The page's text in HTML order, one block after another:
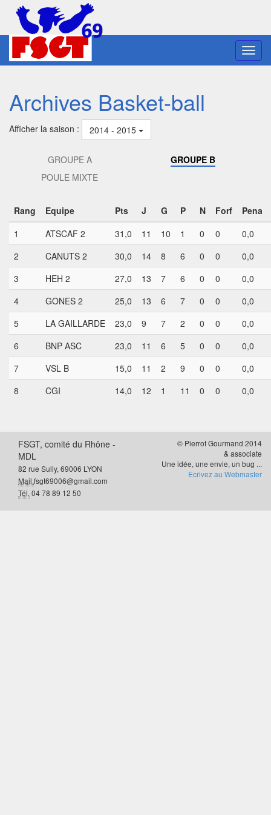
Archives Basket-ball
Afficher la saison : 2014 - 2015
GROUPE A
GROUPE B
POULE MIXTE
Rang Equipe Pts J G P N Forf
Pena
1
ATSCAF 2 31,0 11 10 1 0 0
0,0
2
CANUTS 2 30,0 14 8 6 0 0
0,0
3
HEH 2 27,0 13 7 6 0 0
0,0
4
GONES 2 25,0 13 6 7 0 0
0,0
5
LA GAILLARDE 23,0 9 7 2 0 0
0,0
6
BNP ASC 23,0 11 6 5 0 0
0,0
7
VSL B 15,0 11 2 9 0 0
0,0
8
CGI 14,0 12 1 11 0 0 0,0
FSGT, comité du Rhône -
MDL
82 rue Sully, 69006 LYON
Mail.fsgt69006@gmail.com
Tél. 04 78 89 12 50
© Pierrot Gourmand 2014
& associate
Une idée, une envie, un bug ...
Ecrivez au Webmaster